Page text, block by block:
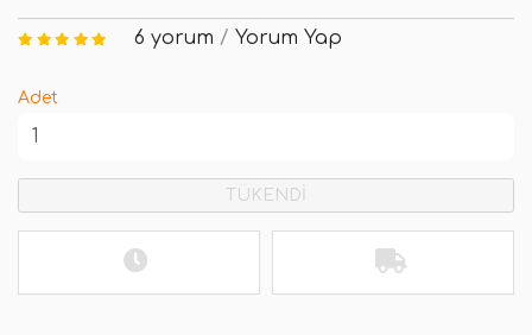
6 yorum / Yorum Yap
Adet
TÜKENDİ